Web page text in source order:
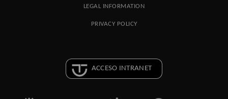
LEGAL INFORMATION
PRIVACY POLICY
ACCESO INTRANET